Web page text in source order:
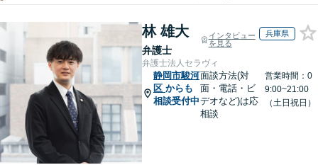
林 雄大
弁護士
インタビュー
を見る
兵庫県
弁護士法人セラヴィ
静岡市駿河
区 からも
相談受付中
面談方法(対
面・電話・ビ
デオなど)は応
相談
営業時間：0
9:00~21:00
（土日祝日）